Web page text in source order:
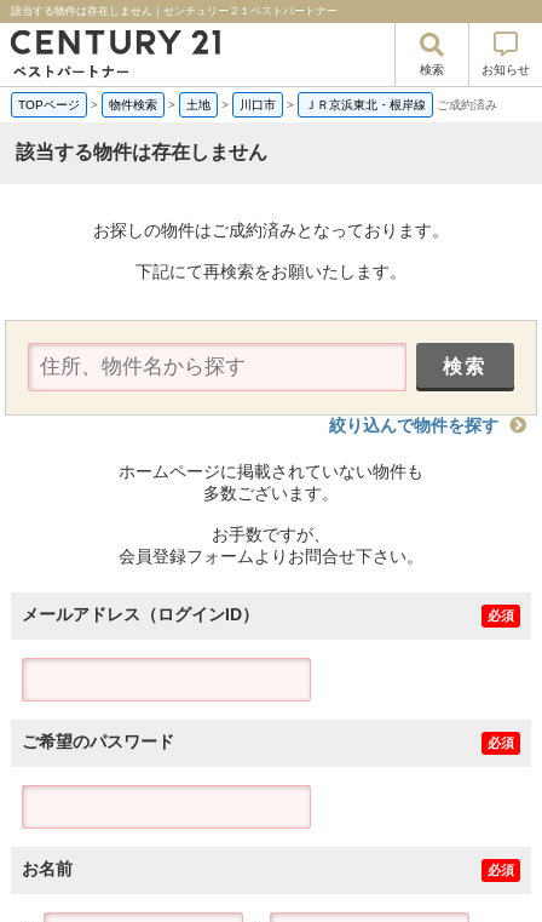
該当する物件は存在しません｜センチュリー２１ベストパートナー
検索 お知らせ
TOPページ > 物件検索 > 土地 > 川口市 > ＪＲ京浜東北・根岸線 ご成約済み
該当する物件は存在しません
お探しの物件はご成約済みとなっております。
下記にて再検索をお願いたします。
絞り込んで物件を探す
ホームページに掲載されていない物件も
多数ございます。
お手数ですが、
会員登録フォームよりお問合せ下さい。
メールアドレス（ログインID） 必須
ご希望のパスワード 必須
お名前 必須